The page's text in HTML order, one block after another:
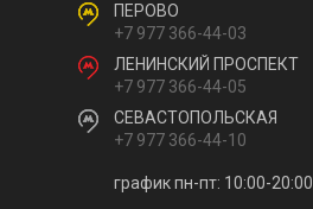
ПЕРОВО
+7 977 366-44-03
ЛЕНИНСКИЙ ПРОСПЕКТ
+7 977 366-44-05
СЕВАСТОПОЛЬСКАЯ
+7 977 366-44-10
график пн-пт: 10:00-20:00